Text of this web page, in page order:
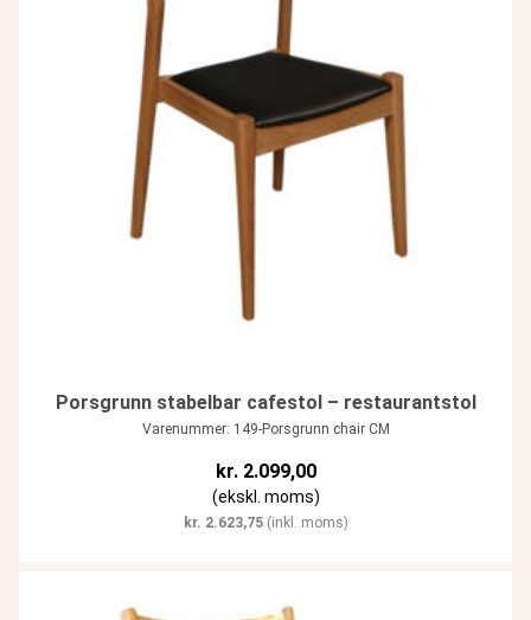
Porsgrunn stabelbar cafestol – restaurantstol
Varenummer: 149-Porsgrunn chair CM
kr.2.099,00
(ekskl. moms)
kr. 2.623,75(inkl. moms)